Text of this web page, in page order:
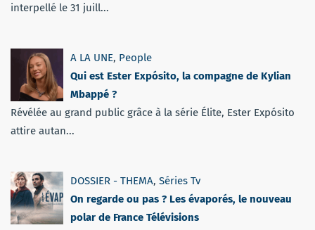
interpellé le 31 juill...
A LA UNE, People
Qui est Ester Expósito, la compagne de Kylian
Mbappé ?
Révélée au grand public grâce à la série Élite, Ester Expósito
attire autan...
DOSSIER - THEMA, Séries Tv
On regarde ou pas ? Les évaporés, le nouveau
polar de France Télévisions